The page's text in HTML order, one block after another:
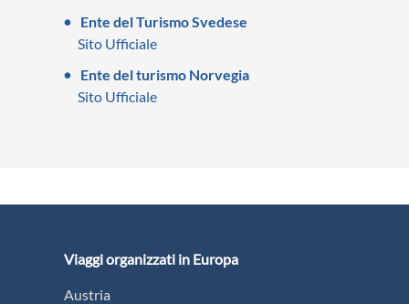
Ente del Turismo Svedese
Sito Ufficiale
Ente del turismo Norvegia
Sito Ufficiale
Viaggi organizzati in Europa
Austria